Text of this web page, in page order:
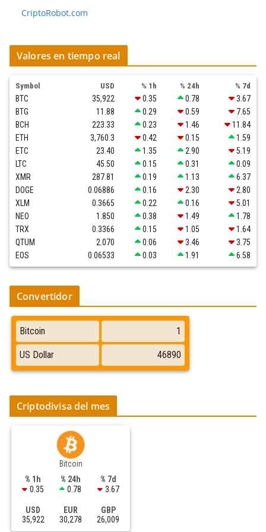
CriptoRobot.com
Valores en tiempo real
Symbol USD % 1h % 24h % 7d
BTC 35,922 0.35 0.78
3.67
BTG
11.88 0.29 0.59
7.65
BCH
223.33 0.23 1.46
11.84
ETH
3,760.3 0.42 0.15
1.59
ETC
23.40 1.35 2.90
5.19
LTC
45.50 0.15 0.31
0.09
XMR
287.81 0.19 1.13
6.37
DOGE
0.06886 0.16 2.30
2.80
XLM
0.3665 0.22 0.16
5.01
NEO
1.850 0.38 1.49
1.78
TRX
0.3366 0.15 1.05
1.64
QTUM
2.070 0.06 3.46
3.75
EOS
0.06533 0.03 1.91 6.58
Convertidor
Criptodivisa del mes
Bitcoin
% 1h
0.35
% 24h
0.78
% 7d
3.67
USD
35,922
EUR
30,278
GBP
26,009